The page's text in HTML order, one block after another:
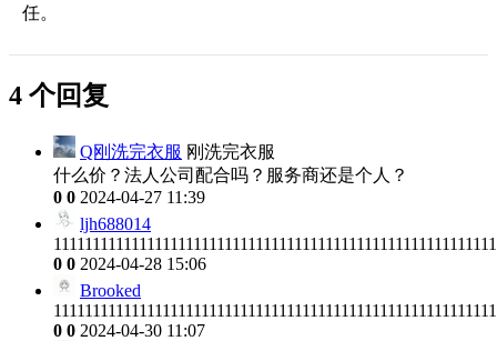
任。
4 个回复
Q刚洗完衣服 刚洗完衣服
什么价？法人公司配合吗？服务商还是个人？
0 0 2024-04-27 11:39
ljh688014
0 0 2024-04-28 15:06
Brooked
0 0 2024-04-30 11:07